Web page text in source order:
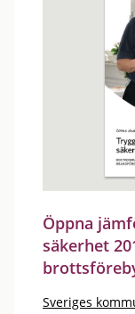
Öppna
säkerhet
Sveriges